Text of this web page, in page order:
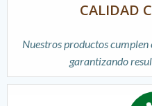
CALIDAD
Nuestros productos
garantizando